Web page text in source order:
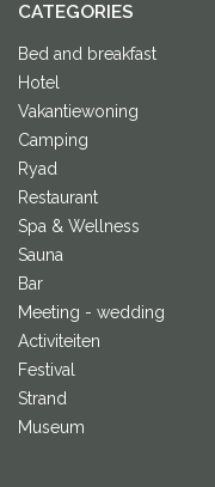
CATEGORIES
Bed and breakfast
Hotel
Vakantiewoning
Camping
Ryad
Restaurant
Spa & Wellness
Sauna
Bar
Meeting - wedding
Activiteiten
Festival
Strand
Museum